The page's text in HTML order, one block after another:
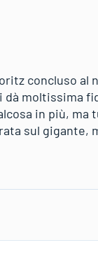
concluso al
dà moltissima
in più, ma
sul gigante,